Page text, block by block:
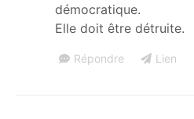
démocratique.
Elle doit être détruite.
Répondre Lien